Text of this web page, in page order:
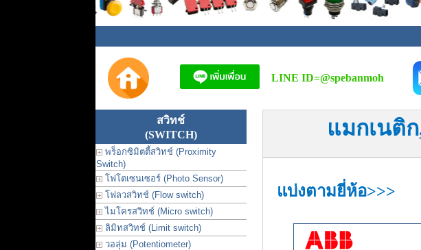
LINE ID=@spebanmoh
สวิทช์
(SWITCH)
พร็อกซิมิตตี้สวิทช์ (Proximity
Switch)
โฟโตเซนเซอร์ (Photo Sensor)
โฟลวสวิทช์ (Flow switch)
ไมโครสวิทช์ (Micro switch)
ลิมิทสวิทช์ (Limit switch)
วอลุ่ม (Potentiometer)
แมกเนติก
แบ่งตามยี่ห้อ>>>